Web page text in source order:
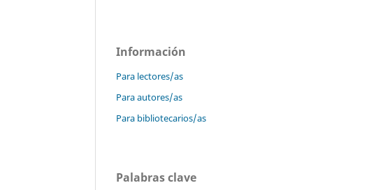
Información
Para lectores/as
Para autores/as
Para bibliotecarios/as
Palabras clave